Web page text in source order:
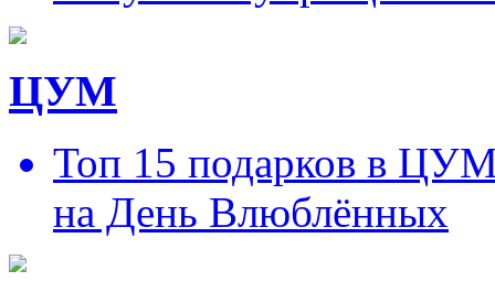
ЦУМ
Топ 15 подарков в
на День Влюблённых